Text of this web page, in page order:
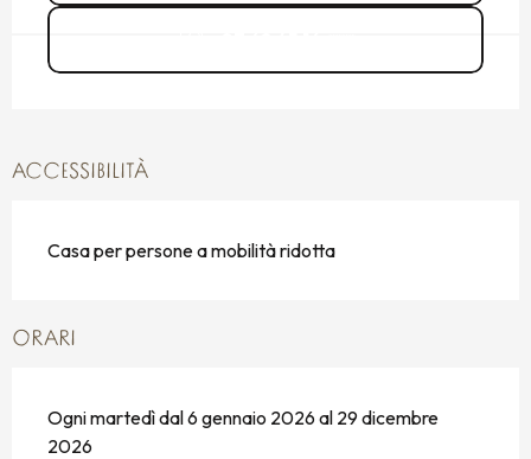
ACCESSIBILITÀ
Casa per persone a mobilità ridotta
ORARI
Ogni martedì dal 6 gennaio 2026 al 29 dicembre
2026